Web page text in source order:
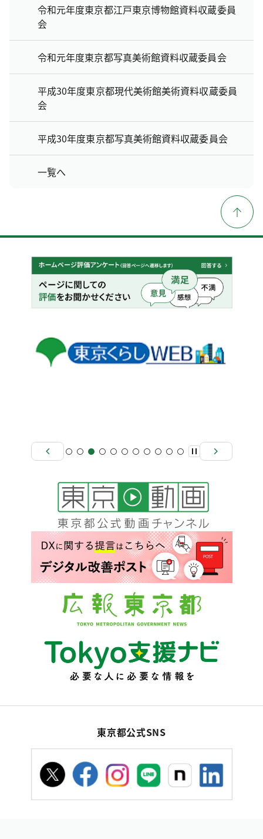
令和元年度東京都江戸東京博物館資料収蔵委員
会
令和元年度東京都写真美術館資料収蔵委員会
平成30年度東京都現代美術館美術資料収蔵委員
会
平成30年度東京都写真美術館資料収蔵委員会
一覧へ
東京都公式SNS